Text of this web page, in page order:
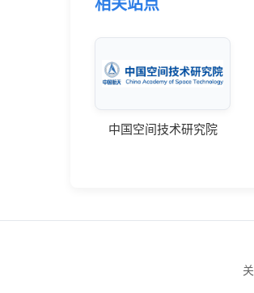
相关站点
中国空间技术研究院